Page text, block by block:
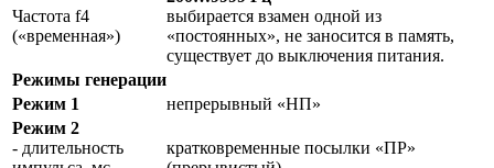
Частота f4
(«временная»)
выбирается взамен одной из
«постоянных», не заносится в память,
существует до выключения питания.
Режимы генерации
Режим 1
непрерывный «НП»
Режим 2
- длительность
кратковременные посылки «ПР»